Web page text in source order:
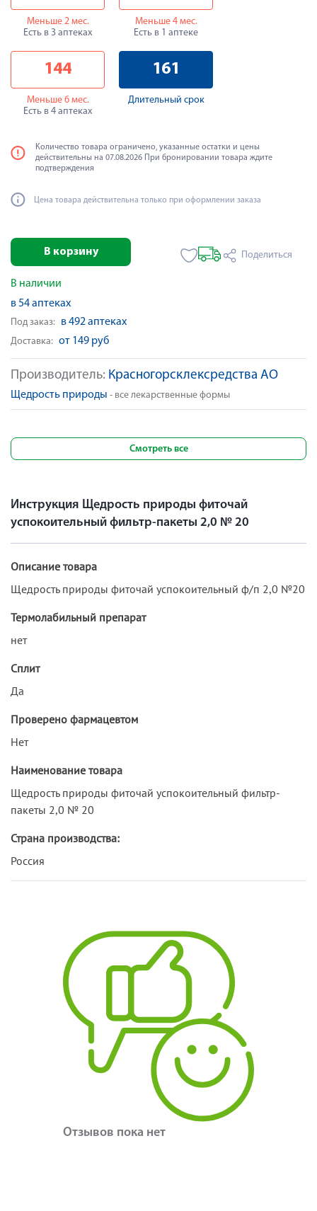
Производитель: Красногорсклексредства АО
Щедрость природы - все лекарственные формы
Меньше 2 мес.
Есть в 3 аптеках
Меньше 4 мес.
Есть в 1 аптеке
144
Меньше 6 мес.
Есть в 4 аптеках
161
Длительный срок
Количество товара ограничено, указанные остатки и цены
действительны на 07.08.2026 При бронировании товара ждите
подтверждения
Цена товара действительна только при оформлении заказа
В корзину Поделиться
В наличии
в 54 аптеках
Под заказ: в 492 аптеках
Доставка: от 149 руб
Смотреть все
Инструкция Щедрость природы фиточай
успокоительный фильтр-пакеты 2,0 № 20
Описание товара
Щедрость природы фиточай успокоительный ф/п 2,0 №20
Термолабильный препарат
нет
Сплит
Да
Проверено фармацевтом
Нет
Наименование товара
Щедрость природы фиточай успокоительный фильтр-
пакеты 2,0 № 20
Страна производства:
Россия
Отзывов пока нет